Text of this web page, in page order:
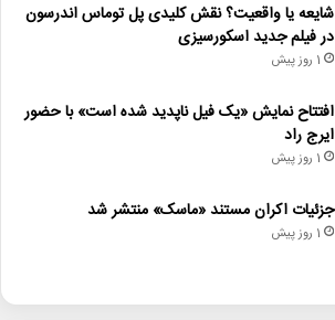
شایعه یا واقعیت؟ نقش کلیدی پل توماس اندرسون
در فیلم جدید اسکورسیزی
1 روز پیش
افتتاح نمایش «یک فیل ناپدید شده است» با حضور
ایرج راد
1 روز پیش
جزئیات اکران مستند «ماسک» منتشر شد
1 روز پیش